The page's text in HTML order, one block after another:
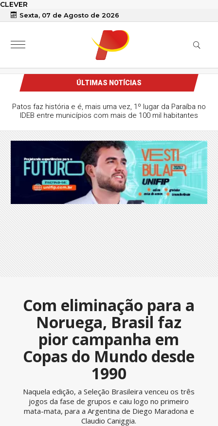
CLEVER
Sexta, 07 de Agosto de 2026
ÚLTIMAS NOTÍCIAS
Patos faz história e é, mais uma vez, 1º lugar da Paraíba no
IDEB entre municípios com mais de 100 mil habitantes
Com eliminação para a
Noruega, Brasil faz
pior campanha em
Copas do Mundo desde
1990
Naquela edição, a Seleção Brasileira venceu os três
jogos da fase de grupos e caiu logo no primeiro
mata-mata, para a Argentina de Diego Maradona e
Claudio Caniggia.